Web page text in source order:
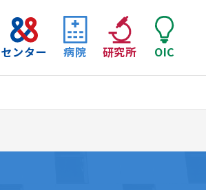
センター 病院 研究所 OIC